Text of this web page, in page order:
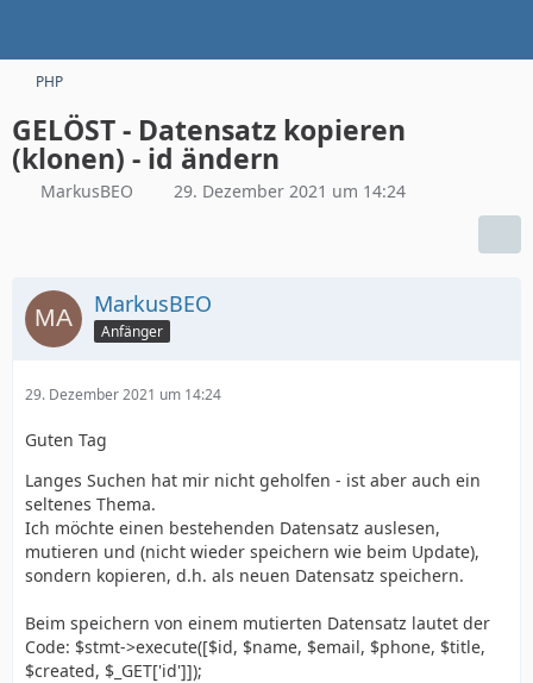
PHP
GELÖST - Datensatz kopieren
(klonen) - id ändern
MarkusBEO 29. Dezember 2021 um 14:24
MarkusBEO
Anfänger
29. Dezember 2021 um 14:24
Guten Tag
Langes Suchen hat mir nicht geholfen - ist aber auch ein
seltenes Thema.
Ich möchte einen bestehenden Datensatz auslesen,
mutieren und (nicht wieder speichern wie beim Update),
sondern kopieren, d.h. als neuen Datensatz speichern.
Beim speichern von einem mutierten Datensatz lautet der
Code: $stmt->execute([$id, $name, $email, $phone, $title,
$created, $_GET['id']]);